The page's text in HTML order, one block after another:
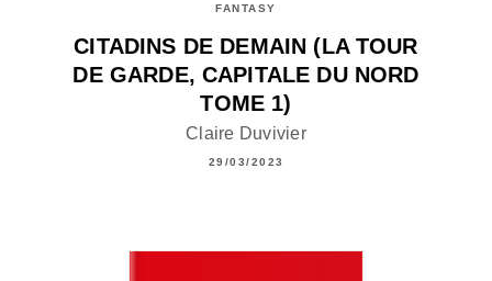
FANTASY
CITADINS DE DEMAIN (LA TOUR
DE GARDE, CAPITALE DU NORD
TOME 1)
Claire Duvivier
29/03/2023